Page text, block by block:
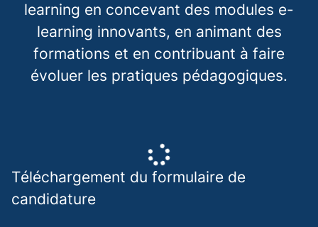
learning en concevant des modules e-
learning innovants, en animant des
formations et en contribuant à faire
évoluer les pratiques pédagogiques.
Téléchargement du formulaire de
candidature